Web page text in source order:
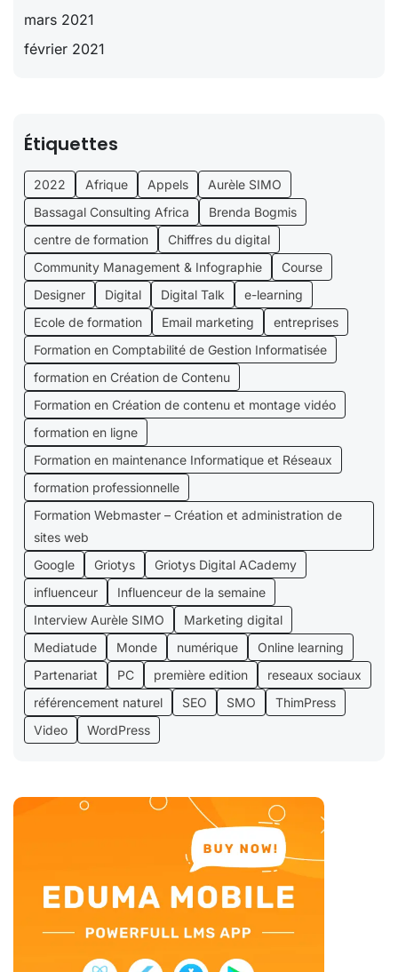
mars 2021
février 2021
Étiquettes
2022 Afrique Appels
Aurèle SIMO
Bassagal Consulting Africa
Brenda Bogmis
centre de formation
Chiffres du digital
Community Management & Infographie
Course
Designer
Digital Digital Talk
e-learning
Ecole de formation
Email marketing
entreprises
Formation en Comptabilité de Gestion Informatisée
formation en Création de Contenu
Formation en Création de contenu et montage vidéo
formation en ligne
Formation en maintenance Informatique et Réseaux
formation professionnelle
Formation Webmaster – Création et administration de
sites web
Google
Griotys
Griotys Digital ACademy
influenceur
Influenceur de la semaine
Interview Aurèle SIMO
Marketing digital
Mediatude
Monde numérique
Online learning
Partenariat
PC première edition
reseaux sociaux
référencement naturel
SEO SMO
ThimPress
Video
WordPress